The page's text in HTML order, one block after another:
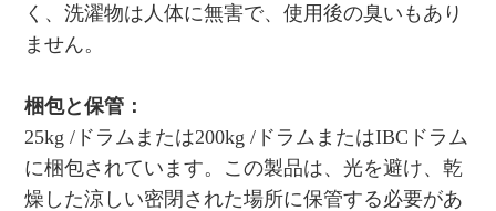
く、洗濯物は人体に無害で、使用後の臭いもあり
ません。
梱包と保管：
25kg /ドラムまたは200kg /ドラムまたはIBCドラム
に梱包されています。この製品は、光を避け、乾
燥した涼しい密閉された場所に保管する必要があ